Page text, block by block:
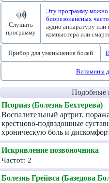
Слушать
программу
Эту программу можно
биорезонансных
аудио аппаратуру
компьютера или
Прибор для уменьшения болей
Витамины
Подобные
Псориаз (Болезнь Бехтерева)
Воспалительный артрит,
крестцово-подвздошные
хроническую боль и
Искривление позвоночника
Частот: 2
Болезнь Грейвса (Базедова